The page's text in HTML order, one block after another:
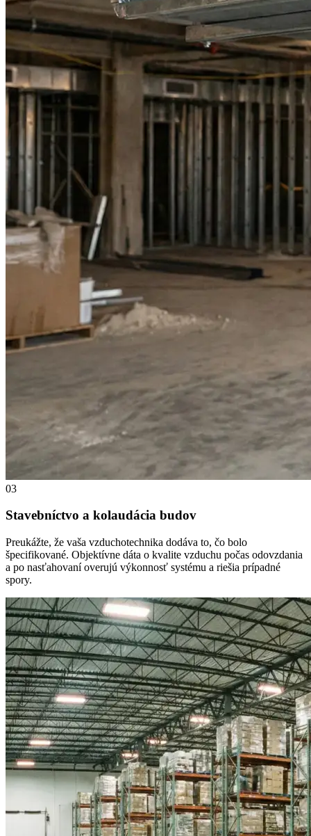
03
Stavebníctvo a kolaudácia budov
Preukážte, že vaša vzduchotechnika dodáva to, čo bolo
špecifikované. Objektívne dáta o kvalite vzduchu počas odovzdania
a po nasťahovaní overujú výkonnosť systému a riešia prípadné
spory.